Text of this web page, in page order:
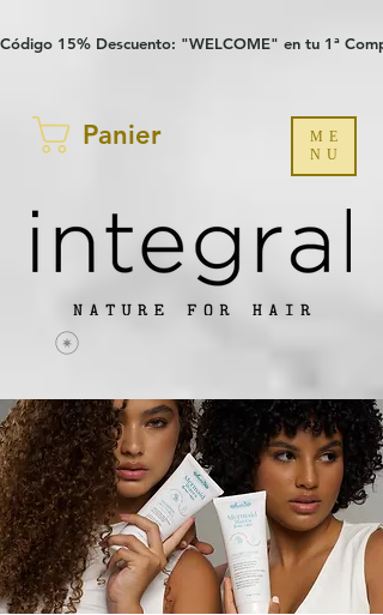
Código 15% Descuento: "WELCOME" en tu 1ª
Panier
ME
NU